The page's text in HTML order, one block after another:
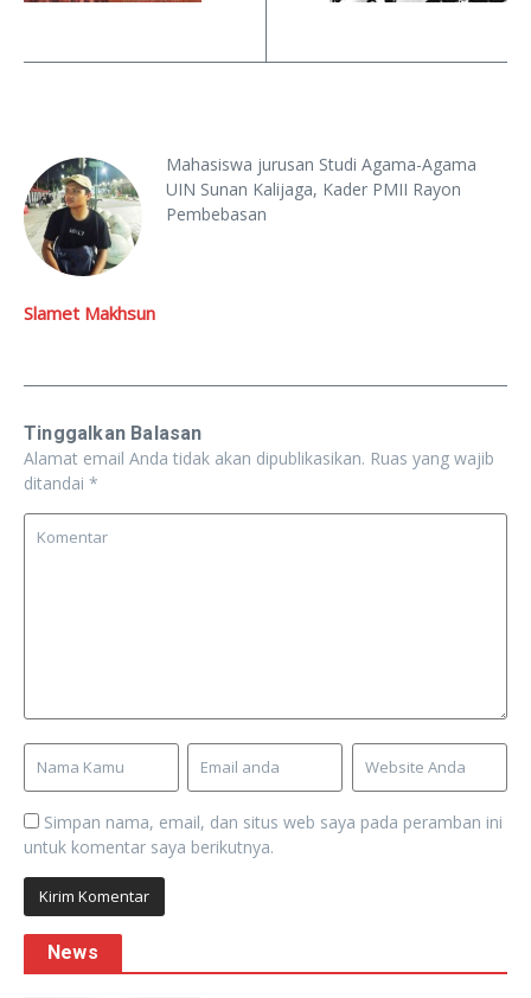
Slamet Makhsun
Mahasiswa jurusan Studi Agama-Agama
UIN Sunan Kalijaga, Kader PMII Rayon
Pembebasan
Tinggalkan Balasan
Alamat email Anda tidak akan dipublikasikan. Ruas yang wajib
ditandai *
Simpan nama, email, dan situs web saya pada peramban ini
untuk komentar saya berikutnya.
News